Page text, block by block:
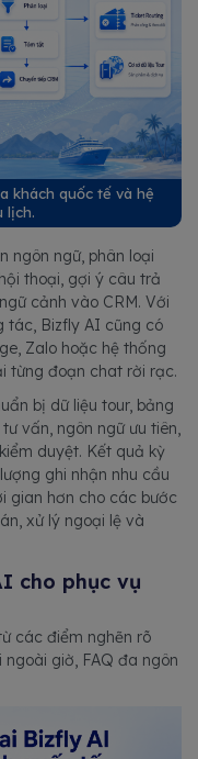
khách quốc tế và hệ
lịch.
ngôn ngữ, phân loại
thoại, gợi ý câu trả
cảnh vào CRM. Với
tác, Bizfly AI cũng có
Zalo hoặc hệ thống
từng đoạn chat rời rạc.
bị dữ liệu tour, bảng
vấn, ngôn ngữ ưu tiên,
duyệt. Kết quả kỳ
ghi nhận nhu cầu
gian hơn cho các bước
xử lý ngoại lệ và
cho phục vụ
các điểm nghẽn rõ
giờ, FAQ đa ngôn